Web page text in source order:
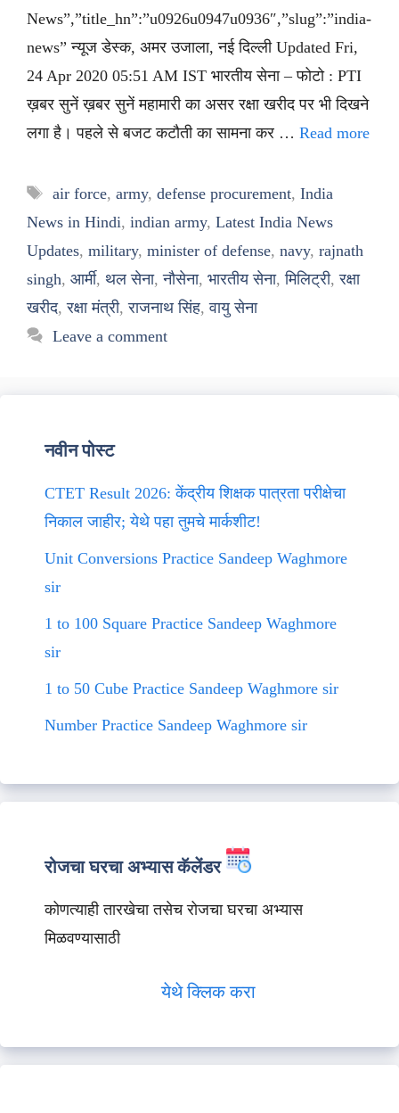
News”,”title_hn”:”u0926u0947u0936″,”slug”:”india-
news” न्यूज डेस्क, अमर उजाला, नई दिल्ली Updated Fri,
24 Apr 2020 05:51 AM IST भारतीय सेना – फोटो : PTI
ख़बर सुनें ख़बर सुनें महामारी का असर रक्षा खरीद पर भी दिखने
लगा है। पहले से बजट कटौती का सामना कर … Read more
Tags
air force, army, defense procurement, India
News in Hindi, indian army, Latest India News
Updates, military, minister of defense, navy, rajnath
singh, आर्मी, थल सेना,नौसेना, भारतीय सेना,मिलिट्री,रक्षा
खरीद,रक्षा मंत्री,राजनाथ सिंह,वायु सेना
Leave a comment
नवीन पोस्ट
CTET Result 2026: केंद्रीय शिक्षक पात्रता परीक्षेचा
निकाल जाहीर; येथे पहा तुमचे मार्कशीट!
Unit Conversions Practice Sandeep Waghmore
sir
1 to 100 Square Practice Sandeep Waghmore
sir
1 to 50 Cube Practice Sandeep Waghmore sir
Number Practice Sandeep Waghmore sir
रोजचा घरचा अभ्यास कॅलेंडर
कोणत्याही तारखेचा तसेच रोजचा घरचा अभ्यास
मिळवण्यासाठी
येथे क्लिक करा